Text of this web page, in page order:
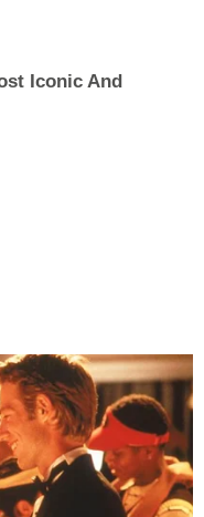
Iconic And